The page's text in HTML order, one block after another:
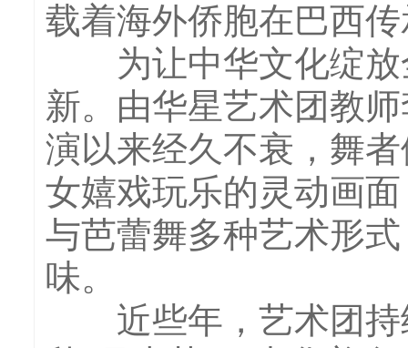
载着海外侨胞在巴西
为让中华文化绽放
新。由华星艺术团教
演以来经久不衰，舞
女嬉戏玩乐的灵动画
与芭蕾舞多种艺术形
味。
近些年，艺术团持